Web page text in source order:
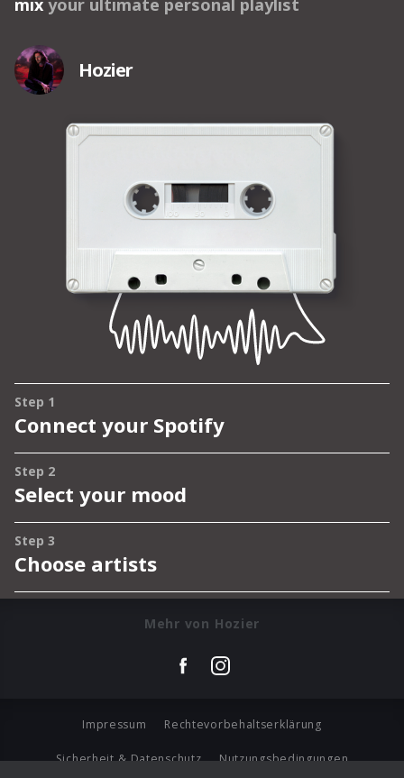
Mehr von Hozier
Impressum Rechtevorbehaltserklärung
Sicherheit & Datenschutz Nutzungsbedingungen